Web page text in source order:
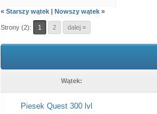
« Starszy wątek | Nowszy wątek »
Strony (2): 1 2 dalej »
Wątek:
Piesek Quest 300 lvl